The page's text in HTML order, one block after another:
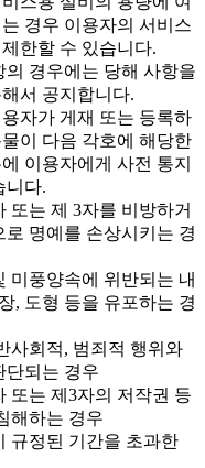
경우 이용자의 서비스
한할 수 있습니다.
경우에는 당해 사항을
서 공지합니다.
자가 게재 또는 등록하
이 다음 각호에 해당한
이용자에게 사전 통지
니다.
또는 제 3자를 비방하거
로 명예를 손상시키는 경
미풍양속에 위반되는 내
, 도형 등을 유포하는 경
사회적, 범죄적 행위와
단되는 경우
또는 제3자의 저작권 등
해하는 경우
규정된 기간을 초과한